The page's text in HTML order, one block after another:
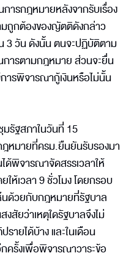
ารกฎหมายหลังจากรับเรื่อง
ถูกต้องของญัตติดังกล่าว
3 วัน ดังนั้น ตนจะปฏิบัติตาม
ารตามกฎหมาย ส่วนจะยื่น
รพิจารณากู้เงินหรือไม่นั้น
รัฐสภาในวันที่ 15
หมายที่ครม.ยืนยันรับรองมา
ด้พิจารณาจัดสรรเวลาให้
ห้เวลา 9 ชั่วโมง โดยกรอบ
นด้วยกับกฎหมายที่รัฐบาล
สัยว่าเหตุใดรัฐบาลจึงไม่
ายได้บ้าง และในเดือน
ครั้งเพื่อพิจารณาวาระข้อ